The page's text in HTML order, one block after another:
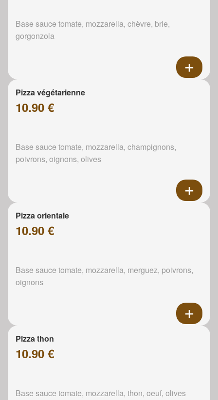
Base sauce tomate, mozzarella, chèvre, brie,
gorgonzola
Pizza végétarienne
10.90 €
Base sauce tomate, mozzarella, champignons,
poivrons, oignons, olives
Pizza orientale
10.90 €
Base sauce tomate, mozzarella, merguez, poivrons,
oignons
Pizza thon
10.90 €
Base sauce tomate, mozzarella, thon, oeuf, olives